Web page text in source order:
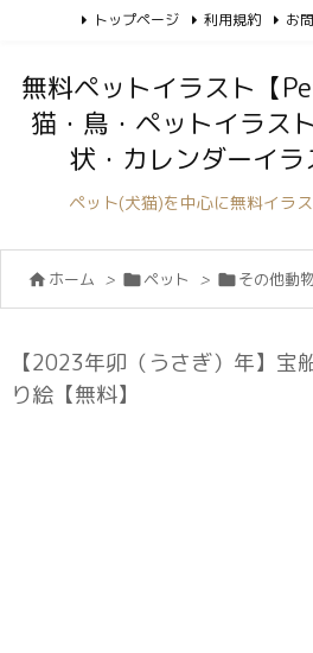
トップページ 利用規約 お
無料ペットイラスト【
猫・鳥・ペットイラス
状・カレンダーイ
ペット(犬猫)を中心に無料イラ
 ホーム > ペット > その他動物
【2023年卯（うさぎ）年】宝
り絵【無料】